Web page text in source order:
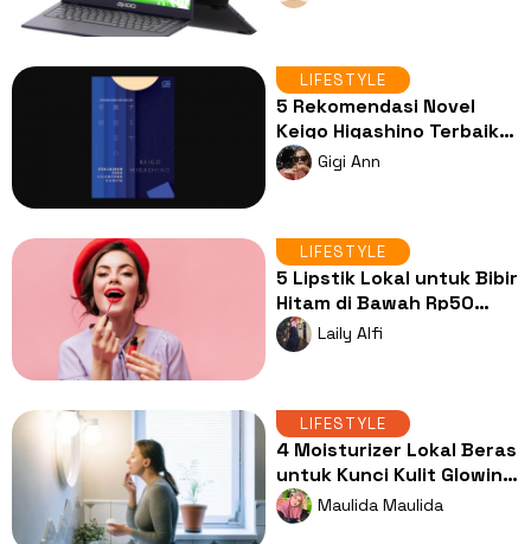
LIFESTYLE
5 Rekomendasi Novel
Keigo Higashino Terbaik,
Sang Masterpiece
Misteri Jepang
Gigi Ann
LIFESTYLE
5 Lipstik Lokal untuk Bibir
Hitam di Bawah Rp50
Ribu, Pigmentasinya
Juara!
Laily Alfi
LIFESTYLE
4 Moisturizer Lokal Beras
untuk Kunci Kulit Glowing
dan Plumpy Setiap Hari
Maulida Maulida